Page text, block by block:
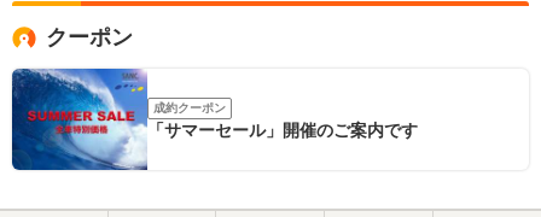
クーポン
成約クーポン
「サマーセール」開催のご案内です